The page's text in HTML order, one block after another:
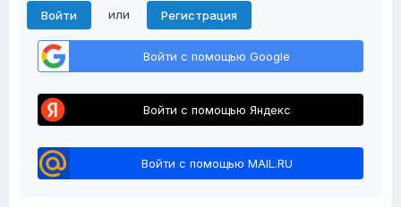
Войти
или Регистрация
Войти с помощью Google
Войти с помощью Яндекс
Войти с помощью MAIL.RU